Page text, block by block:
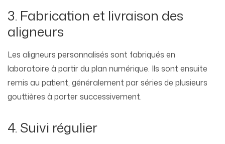
3. Fabrication et livraison des
aligneurs
Les aligneurs personnalisés sont fabriqués en
laboratoire à partir du plan numérique. Ils sont ensuite
remis au patient, généralement par séries de plusieurs
gouttières à porter successivement.
4. Suivi régulier